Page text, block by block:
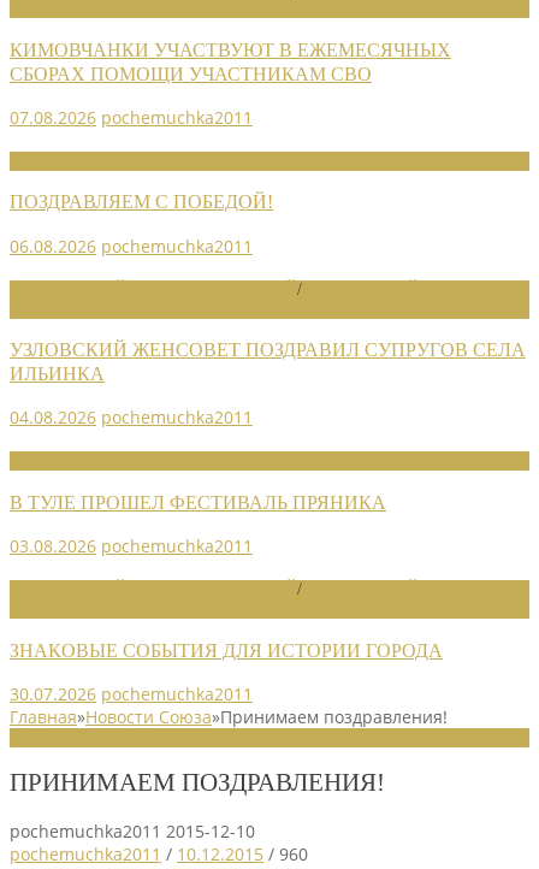
КИМОВЧАНКИ УЧАСТВУЮТ В ЕЖЕМЕСЯЧНЫХ
СБОРАХ ПОМОЩИ УЧАСТНИКАМ СВО
07.08.2026 pochemuchka2011
ПОЗДРАВЛЯЕМ С ПОБЕДОЙ!
06.08.2026 pochemuchka2011
/
УЗЛОВСКИЙ ЖЕНСОВЕТ ПОЗДРАВИЛ СУПРУГОВ СЕЛА
ИЛЬИНКА
04.08.2026 pochemuchka2011
В ТУЛЕ ПРОШЕЛ ФЕСТИВАЛЬ ПРЯНИКА
03.08.2026 pochemuchka2011
/
ЗНАКОВЫЕ СОБЫТИЯ ДЛЯ ИСТОРИИ ГОРОДА
30.07.2026 pochemuchka2011
Главная»Новости Союза»Принимаем поздравления!
ПРИНИМАЕМ ПОЗДРАВЛЕНИЯ!
pochemuchka2011 2015-12-10
pochemuchka2011 / 10.12.2015 / 960